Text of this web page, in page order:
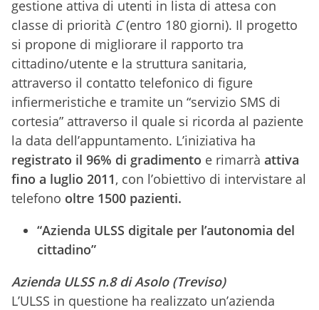
gestione attiva di utenti in lista di attesa con
classe di priorità C(entro 180 giorni). Il progetto
si propone di migliorare il rapporto tra
cittadino/utente e la struttura sanitaria,
attraverso il contatto telefonico di figure
infiermeristiche e tramite un “servizio SMS di
cortesia” attraverso il quale si ricorda al paziente
la data dell’appuntamento. L’iniziativa ha
registrato il 96% di gradimento e rimarrà attiva
fino a luglio 2011, con l’obiettivo di intervistare al
telefono oltre 1500 pazienti.
“Azienda ULSS digitale per l’autonomia del
cittadino”
Azienda ULSS n.8 di Asolo (Treviso)
L’ULSS in questione ha realizzato un’azienda